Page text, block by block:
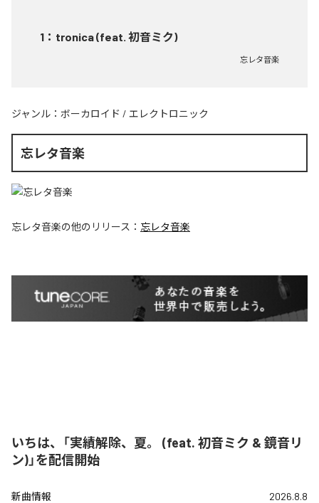
1 ： tronica (feat. 初音ミク)
忘レタ音楽
ジャンル： ボーカロイド / エレクトロニック
忘レタ音楽
忘レタ音楽の他のリリース： 忘レタ音楽
いちは、「実績解除、夏。 (feat. 初音ミク & 鏡音リ
ン)」を配信開始
新曲情報 2026.8.8